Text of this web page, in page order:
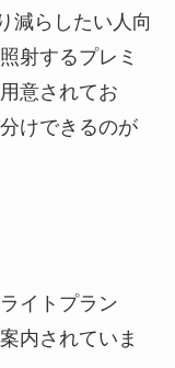
減らしたい人向
射するプレミ
意されてお
けできるのが
イトプラン
内されていま